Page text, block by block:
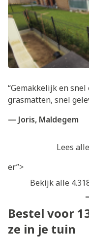
“Gemakkelijk en
grasmatten, snel
— Joris, Maldegem
Lees
er”>
Bekijk alle
Bestel voor
ze in je tuin